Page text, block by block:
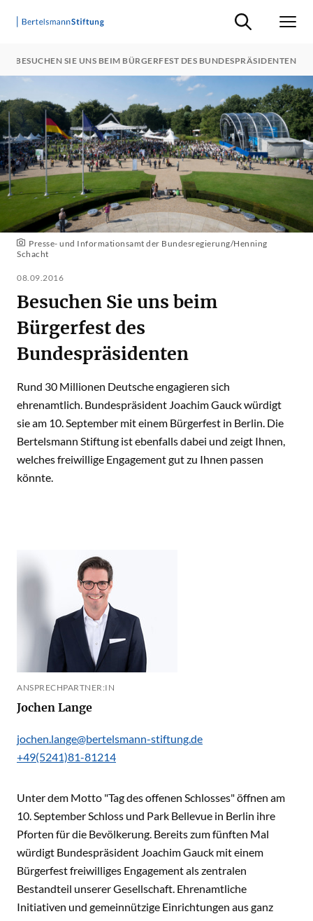
Suche ein-/
BESUCHEN SIE UNS BEIM BÜRGERFEST DES BUNDESPRÄSIDENTEN
Presse- und Informationsamt der Bundesregierung/Henning
Schacht
08.09.2016
Besuchen Sie uns beim
Bürgerfest des
Bundespräsidenten
Rund 30 Millionen Deutsche engagieren sich
ehrenamtlich. Bundespräsident Joachim Gauck würdigt
sie am 10. September mit einem Bürgerfest in Berlin. Die
Bertelsmann Stiftung ist ebenfalls dabei und zeigt Ihnen,
welches freiwillige Engagement gut zu Ihnen passen
könnte.
ANSPRECHPARTNER:IN
Jochen Lange
jochen.lange@bertelsmann-stiftung.de
+49(5241)81-81214
Unter dem Motto "Tag des offenen Schlosses" öffnen am
10. September Schloss und Park Bellevue in Berlin ihre
Pforten für die Bevölkerung. Bereits zum fünften Mal
würdigt Bundespräsident Joachim Gauck mit einem
Bürgerfest freiwilliges Engagement als zentralen
Bestandteil unserer Gesellschaft. Ehrenamtliche
Initiativen und gemeinnützige Einrichtungen aus ganz